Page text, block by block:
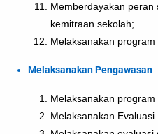
Memberdayakan peran
kemitraan sekolah;
Melaksanakan program
Melaksanakan Pengawasan
Melaksanakan program
Melaksanakan Evaluasi